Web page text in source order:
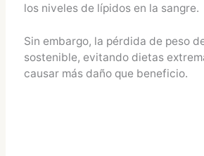
los niveles de lípidos en la sangre.
Sin embargo, la pérdida de peso
sostenible, evitando dietas
causar más daño que beneficio.